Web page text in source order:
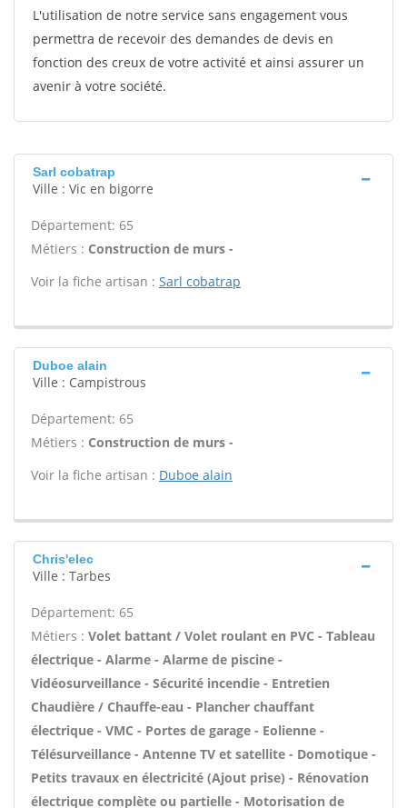
L'utilisation de notre service sans engagement vous
permettra de recevoir des demandes de devis en
fonction des creux de votre activité et ainsi assurer un
avenir à votre société.
Sarl cobatrap
Ville : Vic en bigorre
Département: 65
Métiers : Construction de murs -
Voir la fiche artisan : Sarl cobatrap
Duboe alain
Ville : Campistrous
Département: 65
Métiers : Construction de murs -
Voir la fiche artisan : Duboe alain
Chris'elec
Ville : Tarbes
Département: 65
Métiers : Volet battant / Volet roulant en PVC - Tableau
électrique - Alarme - Alarme de piscine -
Vidéosurveillance - Sécurité incendie - Entretien
Chaudière / Chauffe-eau - Plancher chauffant
électrique - VMC - Portes de garage - Eolienne -
Télésurveillance - Antenne TV et satellite - Domotique -
Petits travaux en électricité (Ajout prise) - Rénovation
électrique complète ou partielle - Motorisation de